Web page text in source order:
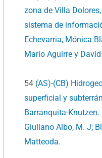
zona de Villa
sistema de
Echevarria, Mónica
Mario Aguirre y
54 (AS)-(CB)
superficial y
Barranquita-
Giuliano Albo, M. J;
Matteoda.